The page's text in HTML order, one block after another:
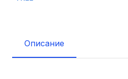
Описание